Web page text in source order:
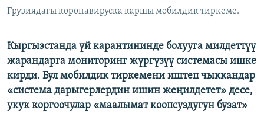
Грузиядагы коронавируска каршы мобилдик тиркеме.
Кыргызстанда үй карантининде болууга милдеттүү
жарандарга мониторинг жүргүзүү системасы ишке
кирди. Бул мобилдик тиркемени иштеп чыккандар
«система дарыгерлердин ишин жеңилдетет» десе,
укук коргоочулар «маалымат коопсуздугун бузат»